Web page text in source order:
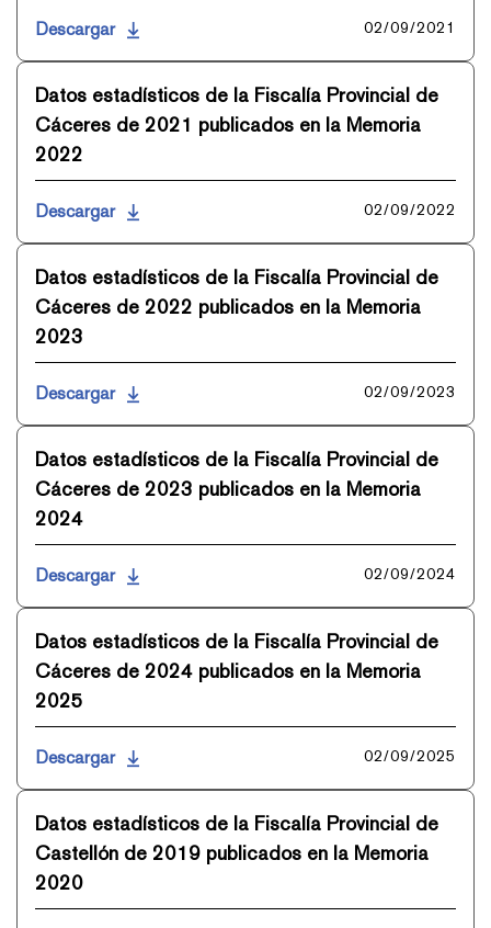
Descargar 02/09/2021
Datos estadísticos de la Fiscalía Provincial de
Cáceres de 2021 publicados en la Memoria
2022
Descargar 02/09/2022
Datos estadísticos de la Fiscalía Provincial de
Cáceres de 2022 publicados en la Memoria
2023
Descargar 02/09/2023
Datos estadísticos de la Fiscalía Provincial de
Cáceres de 2023 publicados en la Memoria
2024
Descargar 02/09/2024
Datos estadísticos de la Fiscalía Provincial de
Cáceres de 2024 publicados en la Memoria
2025
Descargar 02/09/2025
Datos estadísticos de la Fiscalía Provincial de
Castellón de 2019 publicados en la Memoria
2020